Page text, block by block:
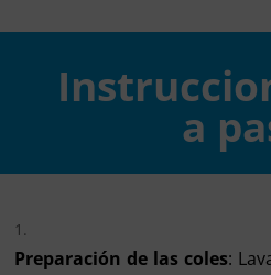
a
Preparación de las coles: